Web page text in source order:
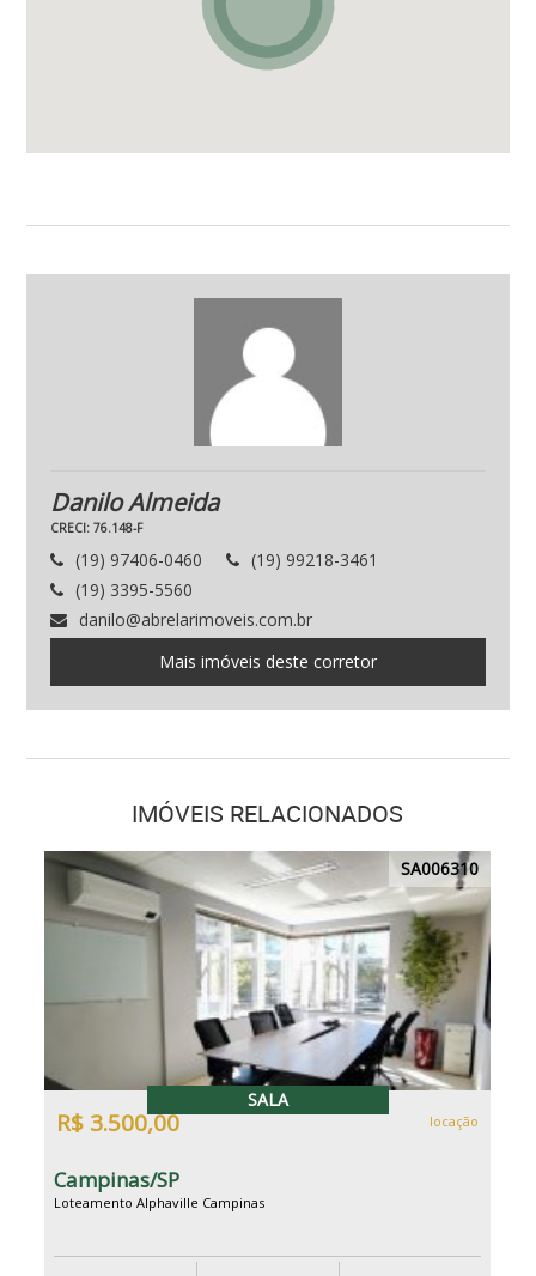
Danilo Almeida
CRECI: 76.148-F
(19) 97406-0460
(19) 99218-3461
(19) 3395-5560
danilo@abrelarimoveis.com.br
Mais imóveis deste corretor
IMÓVEIS RELACIONADOS
SA006310
SALA
R$ 3.500,00 locação
Campinas/SP
Loteamento Alphaville Campinas